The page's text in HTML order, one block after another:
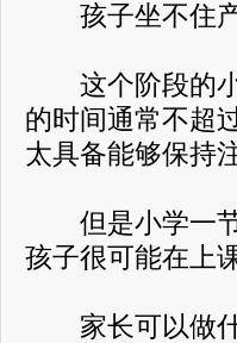
孩子坐不住产
这个阶段的小
的时间通常不超
太具备能够保持
但是小学一节
孩子很可能在上
家长可以做什